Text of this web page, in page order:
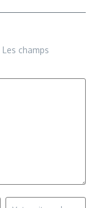
Les champs